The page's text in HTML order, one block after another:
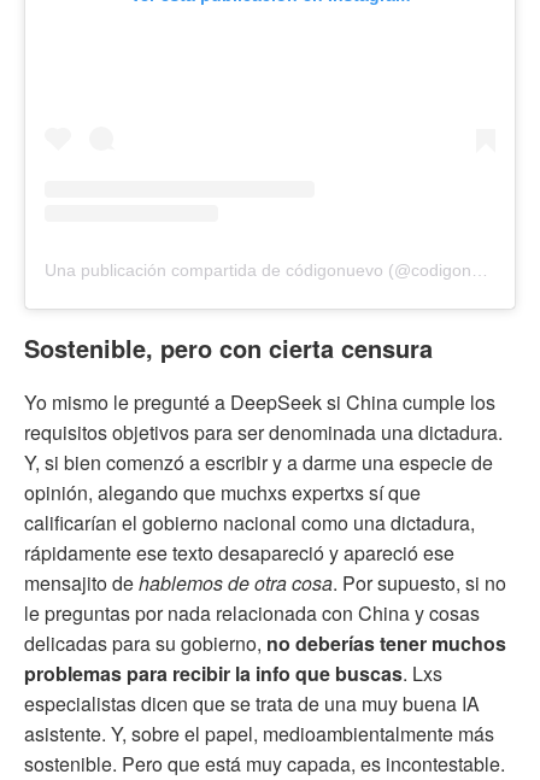
Sostenible, pero con cierta censura
Yo mismo le pregunté a DeepSeek si China cumple los
requisitos objetivos para ser denominada una dictadura.
Y, si bien comenzó a escribir y a darme una especie de
opinión, alegando que muchxs expertxs sí que
calificarían el gobierno nacional como una dictadura,
rápidamente ese texto desapareció y apareció ese
mensajito dehablemos de otra cosa. Por supuesto, si no
le preguntas por nada relacionada con China y cosas
delicadas para su gobierno, no deberías tener muchos
problemas para recibir la info que buscas. Lxs
especialistas dicen que se trata de una muy buena IA
asistente. Y, sobre el papel, medioambientalmente más
sostenible. Pero que está muy capada, es incontestable.